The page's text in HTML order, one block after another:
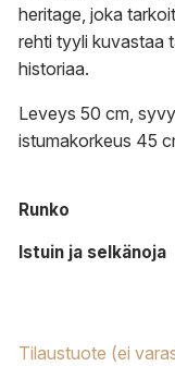
heritage, joka
rehti tyyli kuvastaa
historiaa.
Leveys 50 cm,
istumakorkeus 45
Runko
Istuin ja selkänoja
Tilaustuote (ei